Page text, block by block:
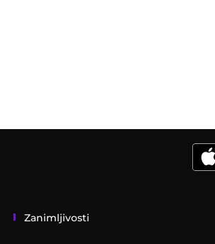
Zanimljivosti